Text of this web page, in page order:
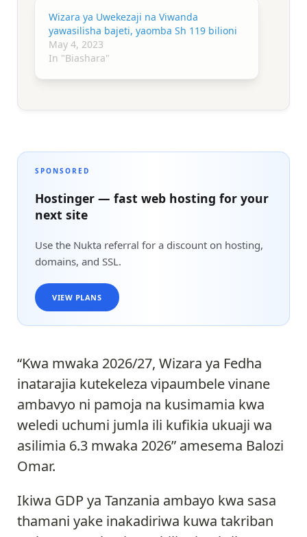
Wizara ya Uwekezaji na Viwanda
yawasilisha bajeti, yaomba Sh 119 bilioni
May 4, 2023
In "Biashara"
SPONSORED
Hostinger — fast web hosting for your
next site
Use the Nukta referral for a discount on hosting,
domains, and SSL.
VIEW PLANS
“Kwa mwaka 2026/27, Wizara ya Fedha
inatarajia kutekeleza vipaumbele vinane
ambavyo ni pamoja na kusimamia kwa
weledi uchumi jumla ili kufikia ukuaji wa
asilimia 6.3 mwaka 2026” amesema Balozi
Omar.
Ikiwa GDP ya Tanzania ambayo kwa sasa
thamani yake inakadiriwa kuwa takriban